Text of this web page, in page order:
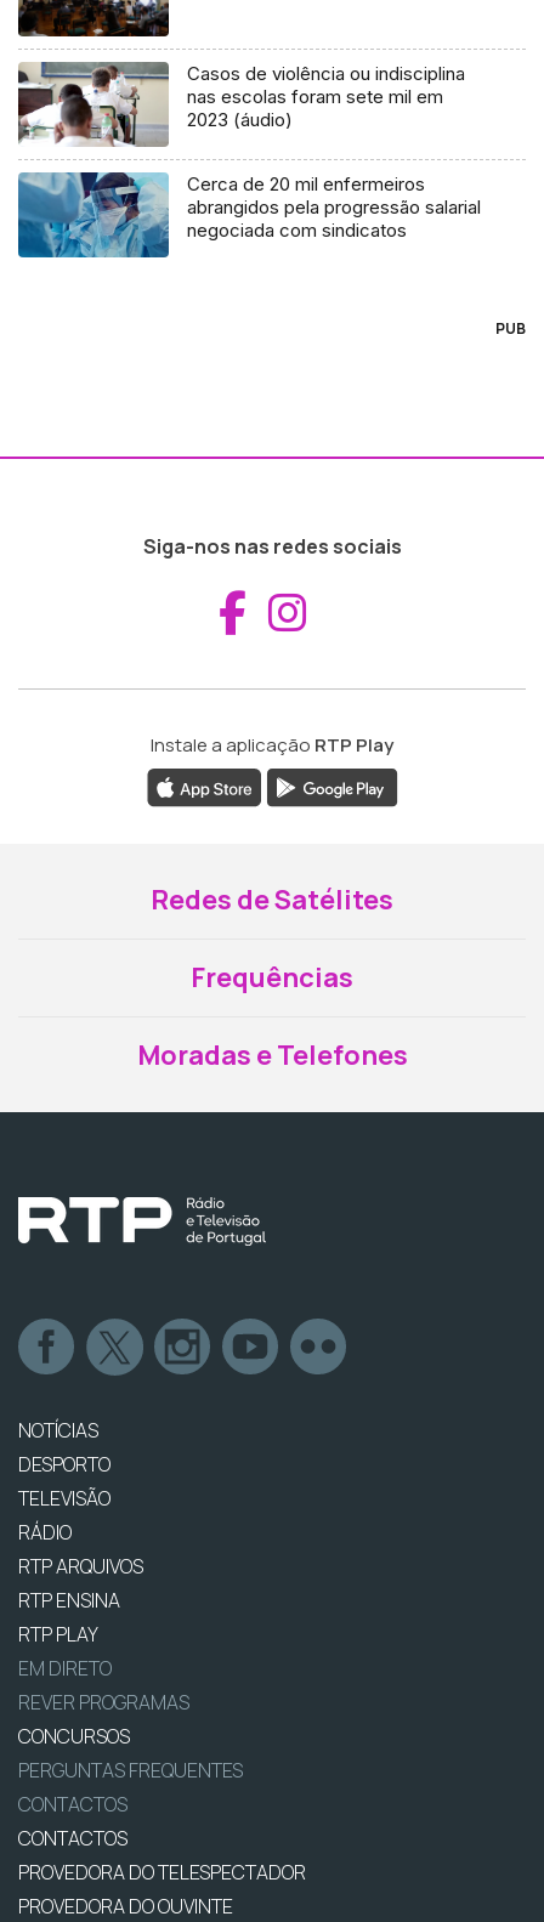
Casos de violência ou indisciplina
nas escolas foram sete mil em
2023 (áudio)
Cerca de 20 mil enfermeiros
abrangidos pela progressão salarial
negociada com sindicatos
PUB
Siga-nos nas redes sociais
Aceder ao
Instale a aplicação RTP Play
Redes de Satélites
Frequências
Moradas e Telefones
NOTÍCIAS
DESPORTO
TELEVISÃO
RÁDIO
RTP ARQUIVOS
RTP ENSINA
RTP PLAY
EM DIRETO
REVER PROGRAMAS
CONCURSOS
PERGUNTAS FREQUENTES
CONTACTOS
CONTACTOS
PROVEDORA DO TELESPECTADOR
PROVEDORA DO OUVINTE